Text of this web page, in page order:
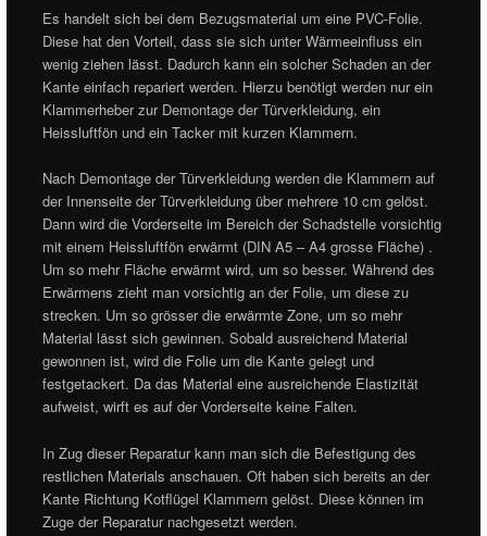
Es handelt sich bei dem Bezugsmaterial um eine PVC-Folie.
Diese hat den Vorteil, dass sie sich unter Wärmeeinfluss ein
wenig ziehen lässt. Dadurch kann ein solcher Schaden an der
Kante einfach repariert werden. Hierzu benötigt werden nur ein
Klammerheber zur Demontage der Türverkleidung, ein
Heissluftfön und ein Tacker mit kurzen Klammern.
Nach Demontage der Türverkleidung werden die Klammern auf
der Innenseite der Türverkleidung über mehrere 10 cm gelöst.
Dann wird die Vorderseite im Bereich der Schadstelle vorsichtig
mit einem Heissluftfön erwärmt (DIN A5 – A4 grosse Fläche) .
Um so mehr Fläche erwärmt wird, um so besser. Während des
Erwärmens zieht man vorsichtig an der Folie, um diese zu
strecken. Um so grösser die erwärmte Zone, um so mehr
Material lässt sich gewinnen. Sobald ausreichend Material
gewonnen ist, wird die Folie um die Kante gelegt und
festgetackert. Da das Material eine ausreichende Elastizität
aufweist, wirft es auf der Vorderseite keine Falten.
In Zug dieser Reparatur kann man sich die Befestigung des
restlichen Materials anschauen. Oft haben sich bereits an der
Kante Richtung Kotflügel Klammern gelöst. Diese können im
Zuge der Reparatur nachgesetzt werden.